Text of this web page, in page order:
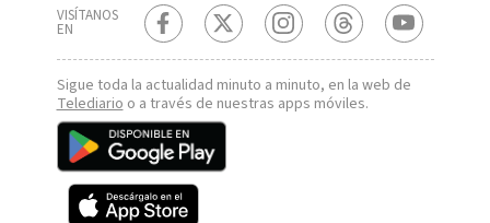
VISÍTANOS
EN
Sigue toda la actualidad minuto a minuto, en la web de
Telediario o a través de nuestras apps móviles.